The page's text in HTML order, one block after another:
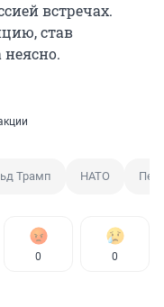
встречах.
став
Трамп НАТО
0 0